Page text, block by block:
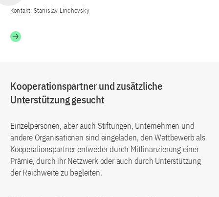
Kontakt: Stanislav Linchevsky
Kooperationspartner und zusätzliche
Unterstützung gesucht
Einzelpersonen, aber auch Stiftungen, Unternehmen und
andere Organisationen sind eingeladen, den Wettbewerb als
Kooperationspartner entweder durch Mitfinanzierung einer
Prämie, durch ihr Netzwerk oder auch durch Unterstützung
der Reichweite zu begleiten.